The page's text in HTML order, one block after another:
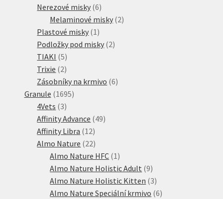
Nerezové misky 66
produktů
Melaminové misky 22
Plastové misky 1 1
produkt
Podložky pod misky 22
TIAKI 55
produktů
Trixie 22
produkty
Zásobníky na krmivo 66
Granule 16951695
4Vets 33
produkty
Affinity Advance 4949
Affinity Libra 1212
produktů
Almo Nature 2222
produktů
Almo Nature HFC 1 1
produkt
Almo Nature Holistic Adult 99
produktů
Almo Nature Holistic Kitten 33
produkty
Almo Nature Speciální krmivo 66